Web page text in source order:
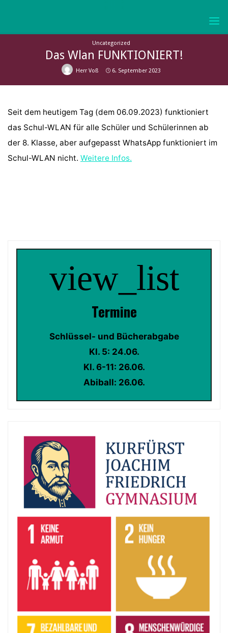
content
FRIEDRICH-
GYMNASIUM
WOLMIRSTEDT
Uncategorized
Das Wlan FUNKTIONIERT!
Herr Voß 6. September 2023
Seit dem heutigem Tag (dem 06.09.2023) funktioniert
das Schul-WLAN für alle Schüler und Schülerinnen ab
der 8. Klasse, aber aufgepasst WhatsApp funktioniert im
Schul-WLAN nicht.Weitere Infos.
view_list
Termine
Schlüssel- und Bücherabgabe
Kl. 5: 24.06.
Kl. 6-11: 26.06.
Abiball: 26.06.